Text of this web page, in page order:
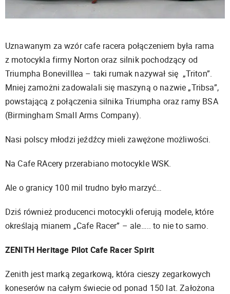
Uznawanym za wzór cafe racera połączeniem była rama
z motocykla firmy Norton oraz silnik pochodzący od
Triumpha Bonevilllea – taki rumak nazywał się „Triton”.
Mniej zamożni zadowalali się maszyną o nazwie „Tribsa”,
powstającą z połączenia silnika Triumpha oraz ramy BSA
(Birmingham Small Arms Company).
Nasi polscy młodzi jeźdźcy mieli zawężone możliwości.
Na Cafe RAcery przerabiano motocykle WSK.
Ale o granicy 100 mil trudno było marzyć…
Dziś również producenci motocykli oferują modele, które
określają mianem „Cafe Racer” – ale….. to nie to samo.
ZENITH Heritage Pilot Cafe Racer Spirit
Zenith jest marką zegarkową, która cieszy zegarkowych
koneserów na całym świecie od ponad 150 lat. Założona